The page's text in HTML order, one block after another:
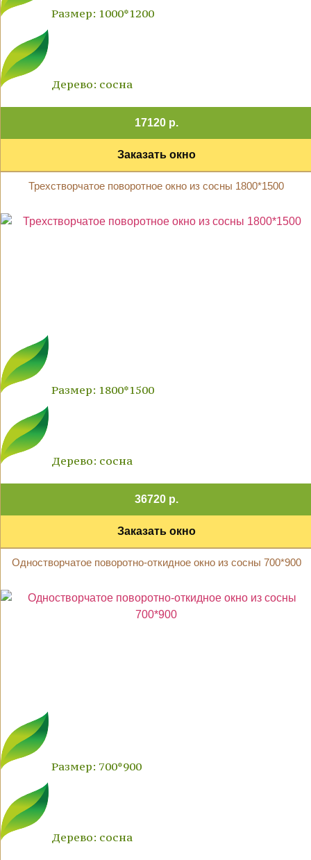
Размер: 1000*1200
Дерево: сосна
17120 р.
Заказать окно
Трехстворчатое поворотное окно из сосны 1800*1500
Размер: 1800*1500
Дерево: сосна
36720 р.
Заказать окно
Одностворчатое поворотно-откидное окно из сосны 700*900
Размер: 700*900
Дерево: сосна